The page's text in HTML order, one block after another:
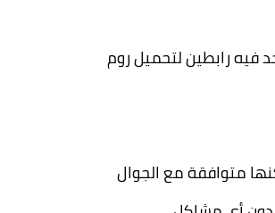
فيه رابطين لتحميل روم